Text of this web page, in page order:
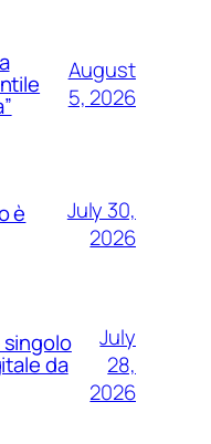
August
5, 2026
è
July 30,
2026
singolo
da
July
28,
2026